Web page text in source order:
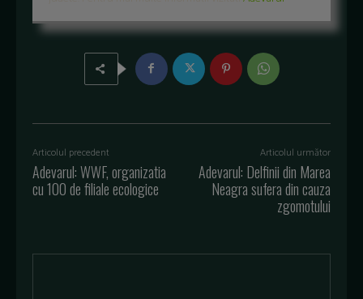
Articolul precedent
Adevarul: WWF, organizatia
cu 100 de filiale ecologice
Articolul următor
Adevarul: Delfinii din Marea
Neagra sufera din cauza
zgomotului